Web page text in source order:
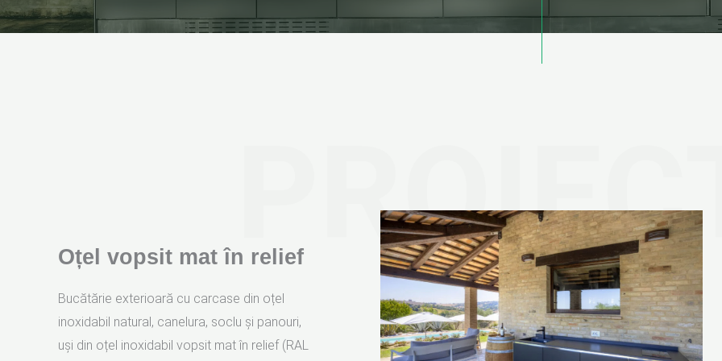
Oțel vopsit mat în relief
Bucătărie exterioară cu carcase din oțel
inoxidabil natural, canelura, soclu și panouri,
uși din oțel inoxidabil vopsit mat în relief (RAL